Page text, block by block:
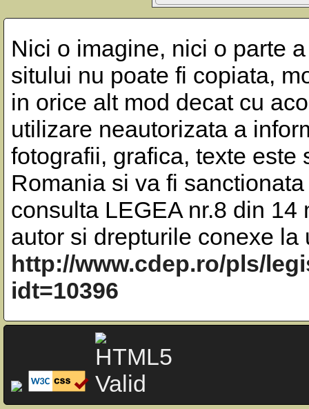
Nici o imagine, nici o parte
sitului nu poate fi copiata,
in orice alt mod decat cu
utilizare neautorizata a
fotografii, grafica, texte
Romania si va fi
consulta LEGEA nr.8 din
autor si drepturile conexe la
http://www.cdep.ro/pls/
idt=10396